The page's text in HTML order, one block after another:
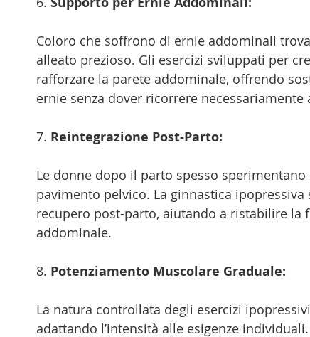
Coloro che soffrono di ernie addominali
alleato prezioso. Gli esercizi sviluppati per
rafforzare la parete addominale, offrendo
ernie senza dover ricorrere necessariamente
7. Reintegrazione Post-Parto:
Le donne dopo il parto spesso
pavimento pelvico. La ginnastica
recupero post-parto, aiutando a ristabilire la
addominale.
8. Potenziamento Muscolare Graduale:
La natura controllata degli esercizi
adattando l’intensità alle esigenze